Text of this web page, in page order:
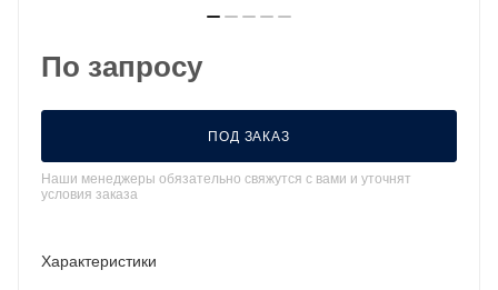
По запросу
ПОД ЗАКАЗ
Наши менеджеры обязательно свяжутся с вами и уточнят
условия заказа
Характеристики